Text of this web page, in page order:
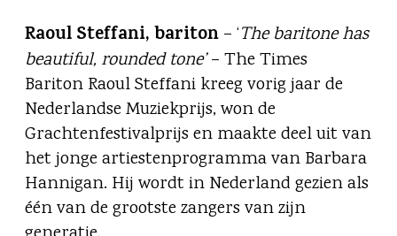
Raoul Steffani, bariton – ‘The baritone has
beautiful, rounded tone’– The Times
Bariton Raoul Steffani kreeg vorig jaar de
Nederlandse Muziekprijs, won de
Grachtenfestivalprijs en maakte deel uit van
het jonge artiestenprogramma van Barbara
Hannigan. Hij wordt in Nederland gezien als
één van de grootste zangers van zijn